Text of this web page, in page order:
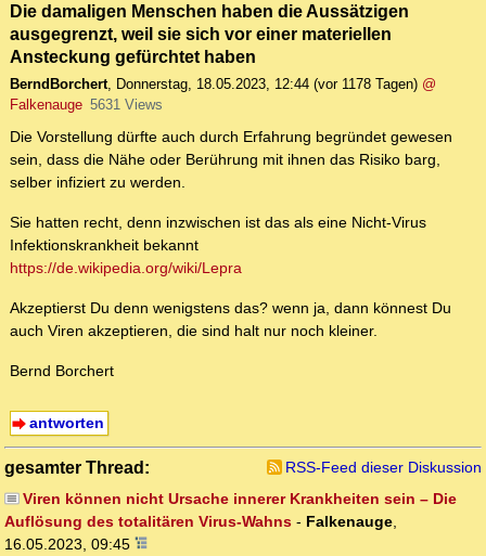
Die damaligen Menschen haben die Aussätzigen
ausgegrenzt, weil sie sich vor einer materiellen
Ansteckung gefürchtet haben
BerndBorchert, Donnerstag, 18.05.2023, 12:44 (vor 1178 Tagen) @
Falkenauge 5631 Views
Die Vorstellung dürfte auch durch Erfahrung begründet gewesen
sein, dass die Nähe oder Berührung mit ihnen das Risiko barg,
selber infiziert zu werden.
Sie hatten recht, denn inzwischen ist das als eine Nicht-Virus
Infektionskrankheit bekannt
https://de.wikipedia.org/wiki/Lepra
Akzeptierst Du denn wenigstens das? wenn ja, dann könnest Du
auch Viren akzeptieren, die sind halt nur noch kleiner.
Bernd Borchert
antworten
gesamter Thread:
RSS-Feed dieser Diskussion
Viren können nicht Ursache innerer Krankheiten sein – Die
Auflösung des totalitären Virus-Wahns - Falkenauge,
16.05.2023, 09:45